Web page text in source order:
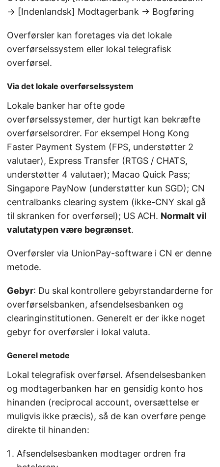
→ [Indenlandsk] Modtagerbank → Bogføring
Overførsler kan foretages via det lokale
overførselssystem eller lokal telegrafisk
overførsel.
Via det lokale overførselssystem
Lokale banker har ofte gode
overførselssystemer, der hurtigt kan bekræfte
overførselsordrer. For eksempel Hong Kong
Faster Payment System (FPS, understøtter 2
valutaer), Express Transfer (RTGS / CHATS,
understøtter 4 valutaer); Macao Quick Pass;
Singapore PayNow (understøtter kun SGD); CN
centralbanks clearing system (ikke-CNY skal gå
til skranken for overførsel); US ACH. Normalt vil
valutatypen være begrænset.
Overførsler via UnionPay-software i CN er denne
metode.
Gebyr: Du skal kontrollere gebyrstandarderne for
overførselsbanken, afsendelsesbanken og
clearinginstitutionen. Generelt er der ikke noget
gebyr for overførsler i lokal valuta.
Generel metode
Lokal telegrafisk overførsel. Afsendelsesbanken
og modtagerbanken har en gensidig konto hos
hinanden (reciprocal account, oversættelse er
muligvis ikke præcis), så de kan overføre penge
direkte til hinanden:
Afsendelsesbanken modtager ordren fra